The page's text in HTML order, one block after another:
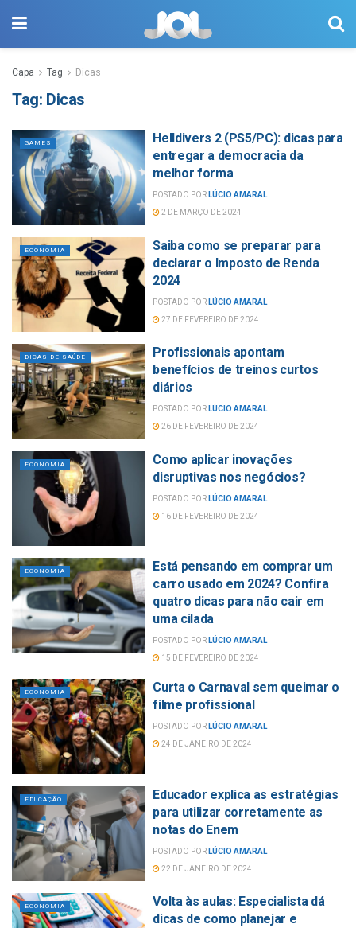
Capa Tag Dicas
Tag: Dicas
GAMES
Helldivers 2 (PS5/PC): dicas para
entregar a democracia da
melhor forma
POSTADO POR LÚCIO AMARAL
2 DE MARÇO DE 2024
ECONOMIA
Saiba como se preparar para
declarar o Imposto de Renda
2024
POSTADO POR LÚCIO AMARAL
27 DE FEVEREIRO DE 2024
DICAS DE SAÚDE
Profissionais apontam
benefícios de treinos curtos
diários
POSTADO POR LÚCIO AMARAL
26 DE FEVEREIRO DE 2024
ECONOMIA
Como aplicar inovações
disruptivas nos negócios?
POSTADO POR LÚCIO AMARAL
16 DE FEVEREIRO DE 2024
ECONOMIA
Está pensando em comprar um
carro usado em 2024? Confira
quatro dicas para não cair em
uma cilada
POSTADO POR LÚCIO AMARAL
15 DE FEVEREIRO DE 2024
ECONOMIA
Curta o Carnaval sem queimar o
filme profissional
POSTADO POR LÚCIO AMARAL
24 DE JANEIRO DE 2024
EDUCAÇÃO
Educador explica as estratégias
para utilizar corretamente as
notas do Enem
POSTADO POR LÚCIO AMARAL
22 DE JANEIRO DE 2024
ECONOMIA
Volta às aulas: Especialista dá
dicas de como planejar e